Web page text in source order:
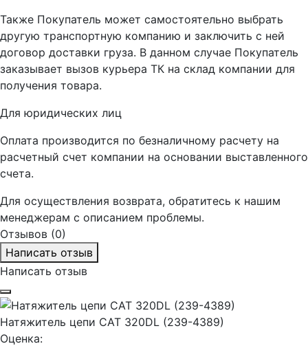
Также Покупатель может самостоятельно выбрать
другую транспортную компанию и заключить с ней
договор доставки груза. В данном случае Покупатель
заказывает вызов курьера ТК на склад компании для
получения товара.
Для юридических лиц
Оплата производится по безналичному расчету на
расчетный счет компании на основании выставленного
счета.
Для осуществления возврата, обратитесь к нашим
менеджерам с описанием проблемы.
Отзывов (0)
Написать отзыв
Написать отзыв
Натяжитель цепи CAT 320DL (239-4389)
Оценка: